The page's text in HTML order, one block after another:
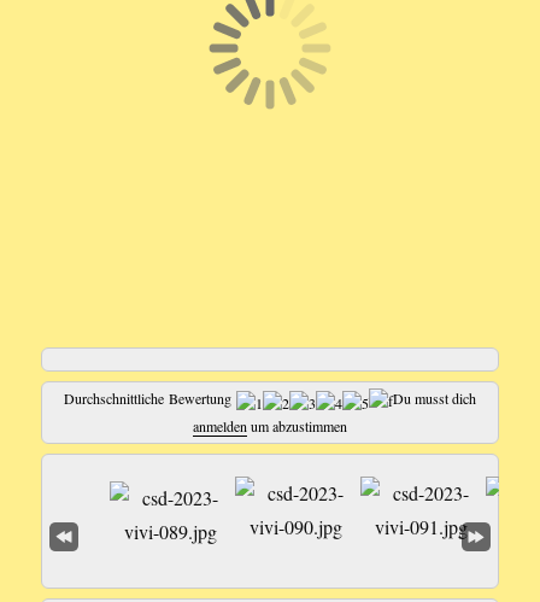
Durchschnittliche Bewertung
Du musst dich
anmeldenum abzustimmen